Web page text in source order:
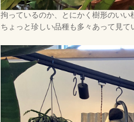
拘っているのか、とにかく樹形のいい
ちょっと珍しい品種も多々あって見て